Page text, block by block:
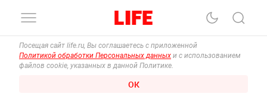
Посещая сайт life.ru, Вы соглашаетесь с приложенной
Политикой обработки Персональных данных и с использованием
файлов cookie, указанных в данной Политике.
ОК